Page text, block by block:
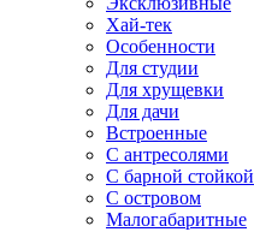
Хай-тек
Особенности
Для студии
Для хрущевки
Для дачи
Встроенные
С антресолями
С барной стойкой
С островом
Малогабаритные